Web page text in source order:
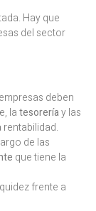
Hay que
del sector
deben
latesoreríay las
de las
que tiene la
frente a